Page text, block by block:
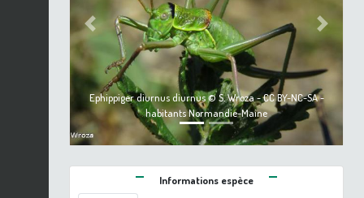
Ephippiger diurnus diurnus © S. Wroza - CC BY-NC-SA -
habitants Normandie-Maine
Previous Next
Informations espèce